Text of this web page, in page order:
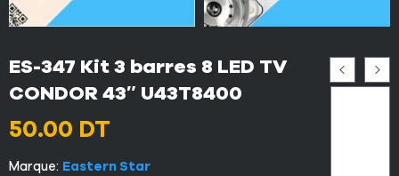
ES-347 Kit 3 barres 8 LED TV
CONDOR 43″ U43T8400
50.00 DT
Marque: Eastern Star